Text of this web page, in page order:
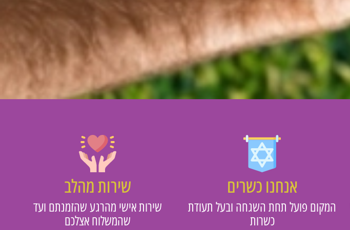
אנחנו כשרים
המקום פועל תחת השגחה ובעל תעודת
כשרות
שירות מהלב
שירות אישי מהרגע שהזמנתם ועד
שהמשלוח אצלכם